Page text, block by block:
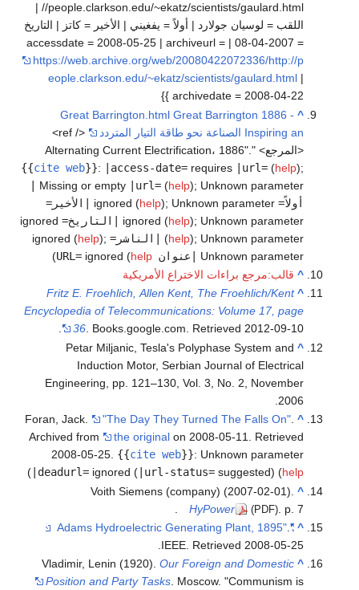
//people.clarkson.edu/~ekatz/scientists/gaulard.html |
اللقب = لوسيان جولارد | أولاً = يفغيني | الأخير = كاتز | التاريخ
= 2007-04-08 | accessdate = 2008-05-25 | archiveurl =
https://web.archive.org/web/20080422072336/http://p
eople.clarkson.edu/~ekatz/scientists/gaulard.html |
archivedate = 2008-04-22 }}
^
Great Barrington.html Great Barrington 1886 -
Inspiring an الصناعة نحو طاقة التيار المتردد
</ ref>
<المرجع> "Alternating Current Electrification، 1886".
{{cite web}}: |access-date= requires |url= (help);
Missing or empty
|url= (help); Unknown parameter
أولاً=ignored (
help); Unknown parameter
|الأخير=
ignored (help); Unknown parameter |التاريخ= ignored
(help); Unknown parameter |الناشر=ignored (
help);
Unknown parameter
|عنوان URL= ignored (help
)
^ قالب:مرجع براءات الاختراع الأمريكية
^
Fritz E. Froehlich, Allen Kent, The Froehlich/Kent
Encyclopedia of Telecommunications: Volume 17, page
36. Books.google.com. Retrieved2012-09-10
.
^
Petar Miljanic, Tesla's Polyphase System and
Induction Motor, Serbian Journal of Electrical
Engineering, pp. 121–130, Vol. 3, No. 2, November
2006.
^
Foran, Jack. "The Day They Turned The Falls On".
Archived from
the original on 2008-05-11. Retrieved
2008-05-25. {{cite web}}: Unknown parameter
|deadurl= ignored ( |url-status= suggested) (help
)
^
Voith Siemens (company) (2007-02-01).
HyPower
(PDF) . p. 7.
^
"Adams Hydroelectric Generating Plant, 1895"
.
IEEE . Retrieved 2008-05-25
^
Vladimir, Lenin (1920).Our Foreign and Domestic
Position and Party Tasks. Moscow. Communism is